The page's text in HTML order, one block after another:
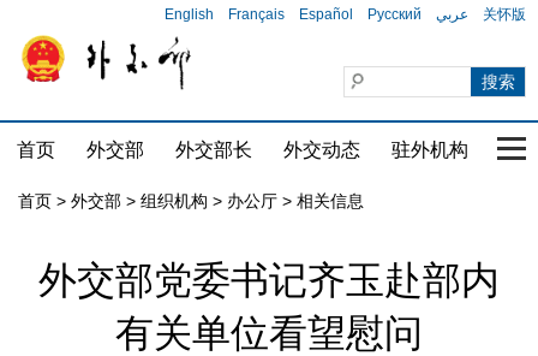
English Français Español Русский عربي 关怀版
首页 外交部 外交部长 外交动态 驻外机构 国
首页 > 外交部 > 组织机构 > 办公厅 > 相关信息
外交部党委书记齐玉赴部内
有关单位看望慰问